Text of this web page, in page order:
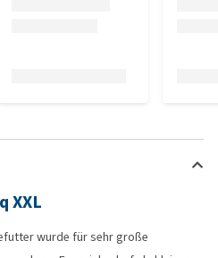
XXL
wurde für sehr große